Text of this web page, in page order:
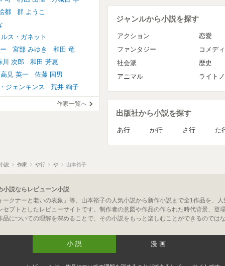
ジャンルから小説を探す
アクション 恋愛
ファンタジー
コメディ
社会派
歴史
アニマル
ライト
出版社から小説を探す
あ行 か行 さ行 た
都
群 ようこ
ス・ガネット
宮部 みゆき
和田 竜
川 次郎
和田 芳恵
高見 英一
佐藤 国男
ジェンキンス
荒井 絢子
作家一覧へ
説 作家 や行 や 山本裕子
小説ならレビューン小説
ークナーと老いの表象」等、山本裕子の人気小説から新作小説まで全1作品を
セプトとしたレビューサイトです。制作者の意図や作品の作られた時代背景、
品についての理解を深めることで、その小説をもっと楽しむことができるのではな
小説 漫画